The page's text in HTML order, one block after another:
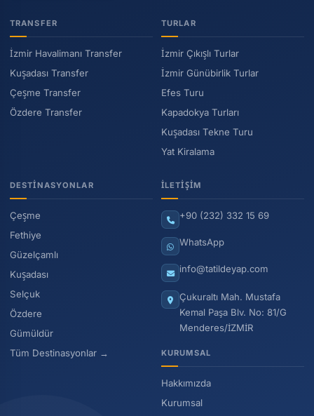
TRANSFER
İzmir Havalimanı Transfer
Kuşadası Transfer
Çeşme Transfer
Özdere Transfer
TURLAR
İzmir Çıkışlı Turlar
İzmir Günübirlik Turlar
Efes Turu
Kapadokya Turları
Kuşadası Tekne Turu
Yat Kiralama
DESTINASYONLAR
Çeşme
Fethiye
Güzelçamlı
Kuşadası
Selçuk
Özdere
Gümüldür
Tüm Destinasyonlar →
İLETIŞIM
+90 (232) 332 15 69
WhatsApp
info@tatildeyap.com
Çukuraltı Mah. Mustafa
Kemal Paşa Blv. No: 81/G
Menderes/İZMİR
KURUMSAL
Hakkımızda
Kurumsal